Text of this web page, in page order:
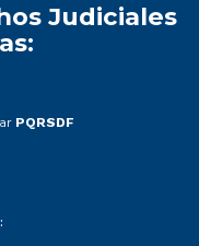
Judiciales
PQRSDF